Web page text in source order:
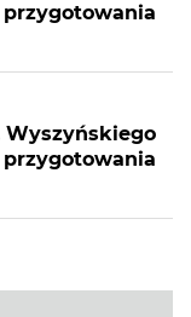
przygotowania
Wyszyńskiego
przygotowania